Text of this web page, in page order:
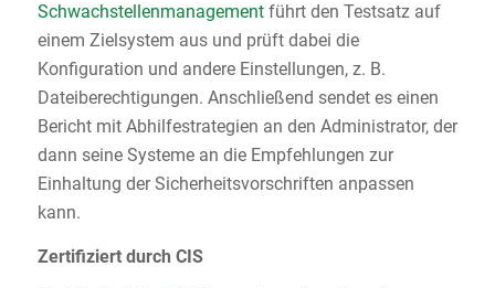
Schwachstellenmanagementführt den Testsatz auf
einem Zielsystem aus und prüft dabei die
Konfiguration und andere Einstellungen, z. B.
Dateiberechtigungen. Anschließend sendet es einen
Bericht mit Abhilfestrategien an den Administrator, der
dann seine Systeme an die Empfehlungen zur
Einhaltung der Sicherheitsvorschriften anpassen
kann.
Zertifiziert durch CIS